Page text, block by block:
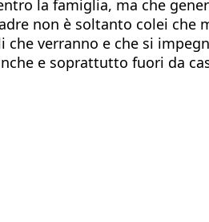
la famiglia, ma che
non è soltanto colei
verranno e che si
e soprattutto fuori da